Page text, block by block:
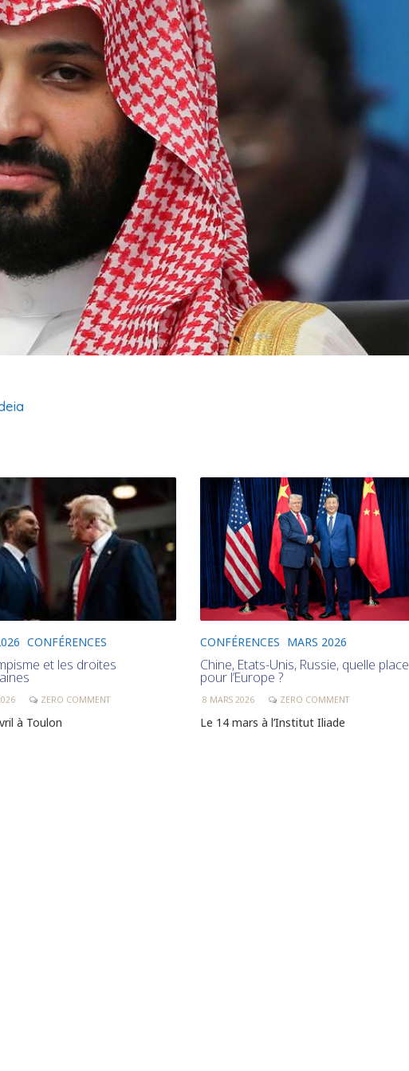
CONFÉRENCES
et les droites
ZERO COMMENT
à Toulon
CONFÉRENCES MARS 2026
Chine, Etats-Unis, Russie, quelle place
pour l’Europe ?
8 MARS 2026 ZERO COMMENT
Le 14 mars à l’Institut Iliade